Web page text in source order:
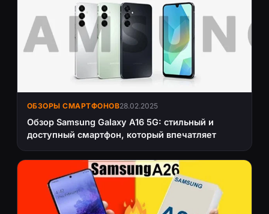
ОБЗОРЫ СМАРТФОНОВ28.02.2025
Обзор Samsung Galaxy A16 5G: стильный и
доступный смартфон, который впечатляет